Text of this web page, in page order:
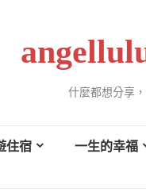
什麼都想分享
住宿 一生的幸福